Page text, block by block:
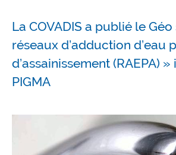
La COVADIS a publié le
réseaux d’adduction d’eau
d’assainissement (RAEPA) »
PIGMA